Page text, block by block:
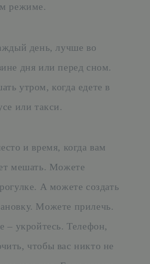
режиме.
день, лучше во
дня или перед сном.
утром, когда едете в
или такси.
и время, когда вам
мешать. Можете
А можете создать
Можете прилечь.
– укройтесь. Телефон,
чтобы вас никто не